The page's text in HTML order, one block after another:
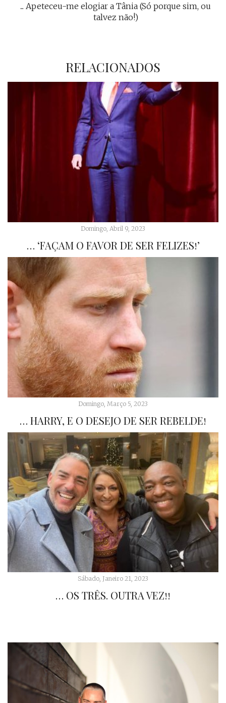
... Apeteceu-me elogiar a Tânia (Só porque sim, ou
talvez não!)
RELACIONADOS
Domingo, Abril 9, 2023
… ‘FAÇAM O FAVOR DE SER FELIZES!’
Domingo, Março 5, 2023
… HARRY, E O DESEJO DE SER REBELDE!
Sábado, Janeiro 21, 2023
… OS TRÊS. OUTRA VEZ!!